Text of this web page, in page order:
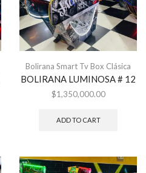
Bolirana Smart Tv Box Clásica
BOLIRANA LUMINOSA # 12
$1,350,000.00
ADD TO CART